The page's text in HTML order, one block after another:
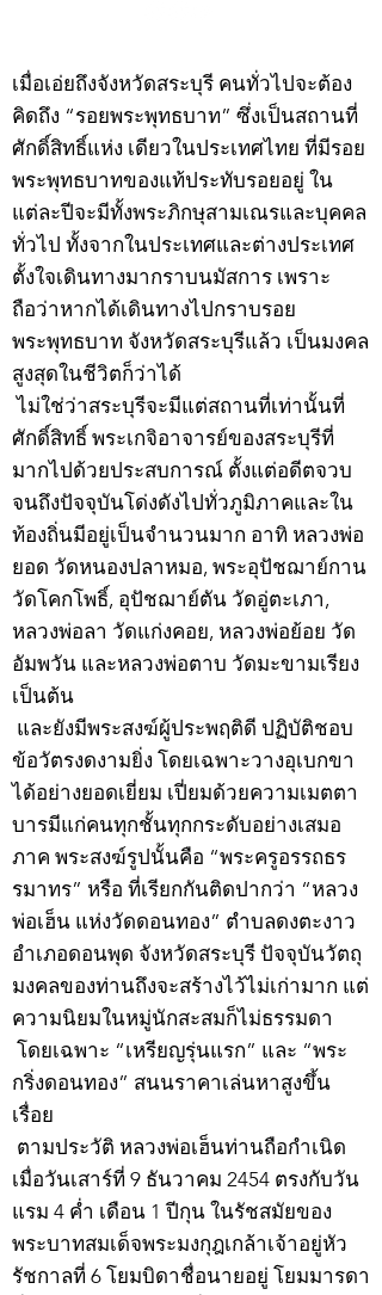
เมื่อเอ่ยถึงจังหวัดสระบุรี คนทั่วไปจะต้อง
คิดถึง “รอยพระพุทธบาท” ซึ่งเป็นสถานที่
ศักดิ์สิทธิ์แห่ง เดียวในประเทศไทย ที่มีรอย
พระพุทธบาทของแท้ประทับรอยอยู่ ใน
แต่ละปีจะมีทั้งพระภิกษุสามเณรและบุคคล
ทั่วไป ทั้งจากในประเทศและต่างประเทศ
ตั้งใจเดินทางมากราบนมัสการ เพราะ
ถือว่าหากได้เดินทางไปกราบรอย
พระพุทธบาท จังหวัดสระบุรีแล้ว เป็นมงคล
สูงสุดในชีวิตก็ว่าได้
ไม่ใช่ว่าสระบุรีจะมีแต่สถานที่เท่านั้นที่
ศักดิ์สิทธิ์ พระเกจิอาจารย์ของสระบุรีที่
มากไปด้วยประสบการณ์ ตั้งแต่อดีตจวบ
จนถึงปัจจุบันโด่งดังไปทั่วภูมิภาคและใน
ท้องถิ่นมีอยู่เป็นจำนวนมาก อาทิ หลวงพ่อ
ยอด วัดหนองปลาหมอ, พระอุปัชฌาย์กาน
วัดโคกโพธิ์, อุปัชฌาย์ตัน วัดอู่ตะเภา,
หลวงพ่อลา วัดแก่งคอย, หลวงพ่อย้อย วัด
อัมพวัน และหลวงพ่อตาบ วัดมะขามเรียง
เป็นต้น
และยังมีพระสงฆ์ผู้ประพฤติดี ปฏิบัติชอบ
ข้อวัตรงดงามยิ่ง โดยเฉพาะวางอุเบกขา
ได้อย่างยอดเยี่ยม เปี่ยมด้วยความเมตตา
บารมีแก่คนทุกชั้นทุกกระดับอย่างเสมอ
ภาค พระสงฆ์รูปนั้นคือ “พระครูอรรถธร
รมาทร” หรือ ที่เรียกกันติดปากว่า “หลวง
พ่อเฮ็น แห่งวัดดอนทอง” ตำบลดงตะงาว
อำเภอดอนพุด จังหวัดสระบุรี ปัจจุบันวัตถุ
มงคลของท่านถึงจะสร้างไว้ไม่เก่ามาก แต่
ความนิยมในหมู่นักสะสมก็ไม่ธรรมดา
โดยเฉพาะ “เหรียญรุ่นแรก” และ “พระ
กริ่งดอนทอง” สนนราคาเล่นหาสูงขึ้น
เรื่อย
ตามประวัติ หลวงพ่อเฮ็นท่านถือกำเนิด
เมื่อวันเสาร์ที่ 9 ธันวาคม 2454 ตรงกับวัน
แรม 4 ค่ำ เดือน 1 ปีกุน ในรัชสมัยของ
พระบาทสมเด็จพระมงกุฎเกล้าเจ้าอยู่หัว
รัชกาลที่ 6 โยมบิดาชื่อนายอยู่ โยมมารดา